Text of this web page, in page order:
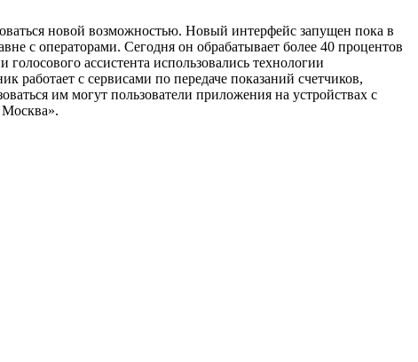
новой возможностью. Новый интерфейс запущен пока в
с операторами. Сегодня он обрабатывает более 40 процентов
ассистента использовались технологии
с сервисами по передаче показаний счетчиков,
им могут пользователи приложения на устройствах с